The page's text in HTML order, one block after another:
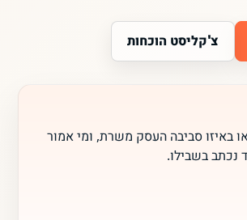
צ'קליסט הוכחות
באיזו סביבה העסק משרת, ומי אמור
נכתב בשבילו.